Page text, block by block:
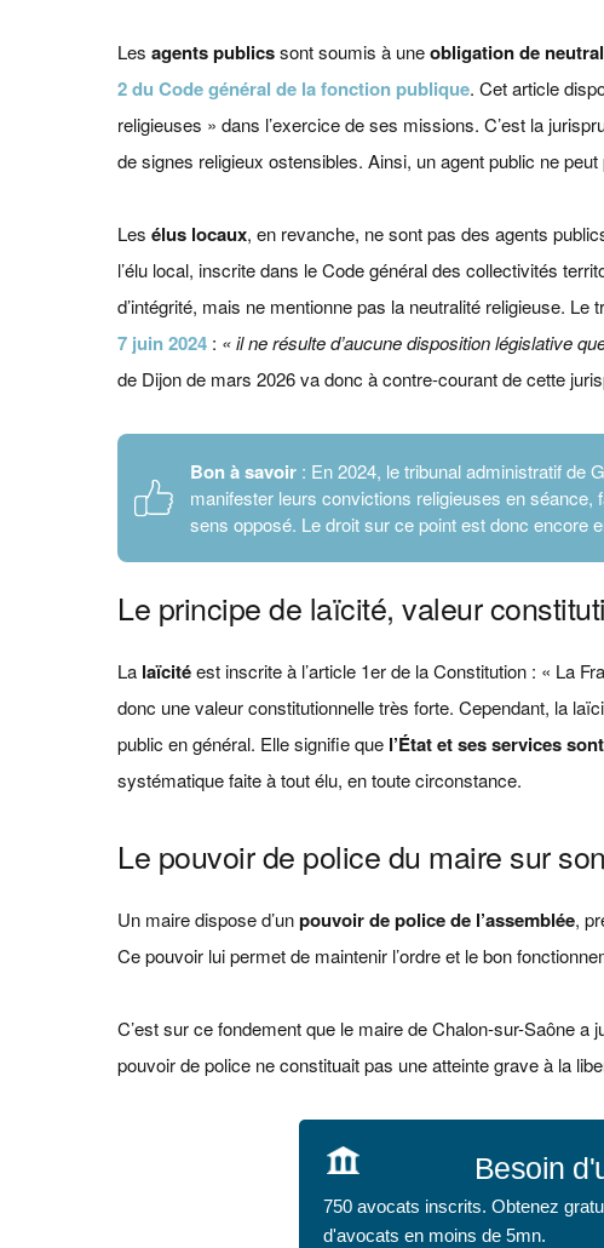
Lesagents publicssont soumis à uneobligation de
2 du Code général de la fonction publique. Cet article
religieuses » dans l’exercice de ses missions. C’est la
de signes religieux ostensibles. Ainsi, un agent public ne
Lesélus locaux, en revanche, ne sont pas des agents
l’élu local, inscrite dans le Code général des collectivités
d’intégrité, mais ne mentionne pas la neutralité religieuse.
7 juin 2024 : « il ne résulte d’aucune disposition législative
de Dijon de mars 2026 va donc à contre-courant de cette
Bon à savoir : En 2024, le tribunal administratif de
manifester leurs convictions religieuses en séance,
sens opposé. Le droit sur ce point est donc encore
Le principe de laïcité, valeur
La laïcitéest inscrite à l’article 1er de la Constitution : « La
donc une valeur constitutionnelle très forte. Cependant, la
public en général. Elle signifie que l’État et ses services
systématique faite à tout élu, en toute circonstance.
Le pouvoir de police du maire sur
Un maire dispose d’unpouvoir de police de l’assemblée,
Ce pouvoir lui permet de maintenir l’ordre et le bon
C’est sur ce fondement que le maire de Chalon-sur-Saône
pouvoir de police ne constituait pas une atteinte grave à la
Besoin
750 avocats inscrits. Obtenez
d'avocats en moins de 5mn.